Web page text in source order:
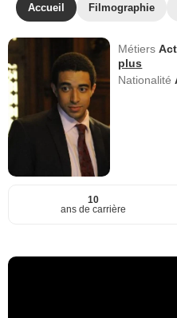
Accueil Filmographie
Métiers
plus
Nationalité
10
ans de carrière